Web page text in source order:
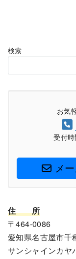
検索
お気
受付
メ
住
所
〒464-0086
愛知県名古屋市千
サンシャインカヤ